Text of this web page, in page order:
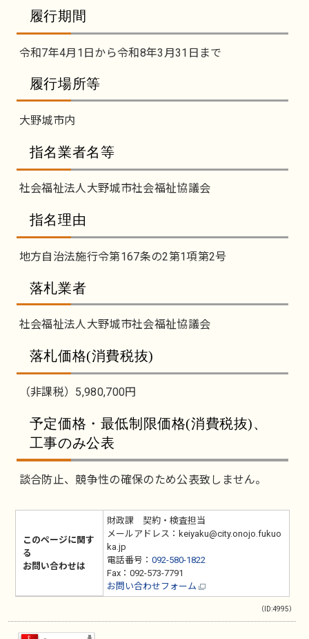
履行期間
令和7年4月1日から令和8年3月31日まで
履行場所等
大野城市内
指名業者名等
社会福祉法人大野城市社会福祉協議会
指名理由
地方自治法施行令第167条の2第1項第2号
落札業者
社会福祉法人大野城市社会福祉協議会
落札価格(消費税抜)
（非課税）5,980,700円
予定価格・最低制限価格(消費税抜)、
工事のみ公表
談合防止、競争性の確保のため公表致しません。
このページに関す
る
お問い合わせは
財政課 契約・検査担当
メールアドレス：keiyaku@city.onojo.fukuo
ka.jp
電話番号： 092-580-1822
Fax：092-573-7791
お問い合わせフォーム
（ID:4995）